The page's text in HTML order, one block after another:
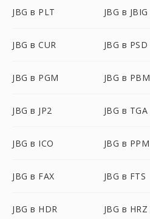
JBG в PLT JBG в JBIG
JBG в CUR JBG в PSD
JBG в PGM JBG в PBM
JBG в JP2 JBG в TGA
JBG в ICO JBG в PPM
JBG в FAX JBG в FTS
JBG в HDR JBG в HRZ